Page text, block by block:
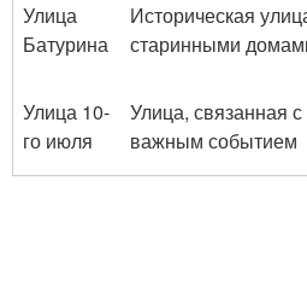
Улица
Батурина
Историческая
старинными
Улица 10-
го июля
Улица, связанная с
важным событием